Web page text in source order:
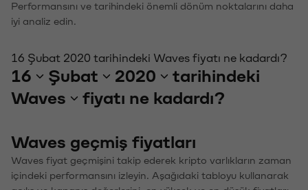
Performansını ve tarihindeki önemli dönüm noktalarını daha
iyi analiz edin.
16 Şubat 2020 tarihindeki Waves fiyatı ne kadardı?
16 Şubat 2020
tarihindeki
Waves
fiyatı ne kadardı?
Waves geçmiş fiyatları
Waves fiyat geçmişini takip ederek kripto varlıkların zaman
içindeki performansını izleyin. Aşağıdaki tabloyu kullanarak